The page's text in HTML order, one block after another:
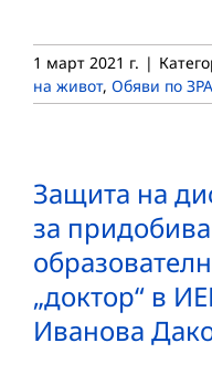
1 март 2021 г. |
на живот, Обяви по
Защита на
за
„доктор“ в
Иванова